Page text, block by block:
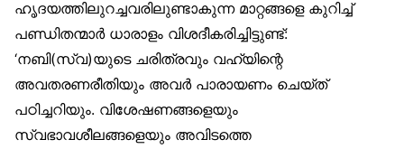
ഹൃദയത്തിലുറച്ചവരിലുണ്ടാകുന്ന മാറ്റങ്ങളെ കുറിച്ച്
പണ്ഡിതന്മാർ ധാരാളം വിശദീകരിച്ചിട്ടുണ്ട്:
‘നബി(സ്വ)യുടെ ചരിത്രവും വഹ്‌യിന്റെ
അവതരണരീതിയും അവർ പാരായണം ചെയ്ത്
പഠിച്ചറിയും. വിശേഷണങ്ങളെയും
സ്വഭാവശീലങ്ങളെയും അവിടത്തെ